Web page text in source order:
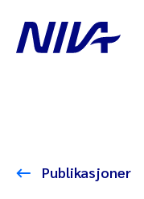
Publikasjoner